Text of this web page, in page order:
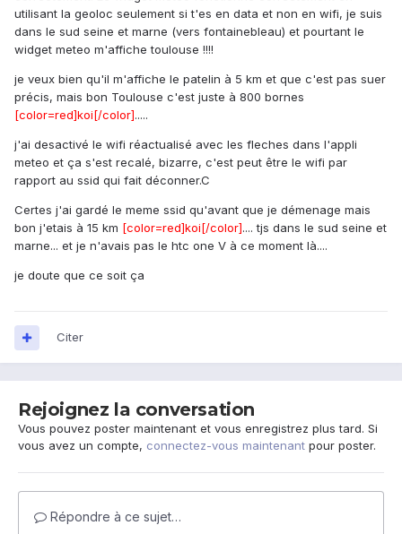
utilisant la geoloc seulement si t'es en data et non en wifi, je suis
dans le sud seine et marne (vers fontainebleau) et pourtant le
widget meteo m'affiche toulouse !!!!
je veux bien qu'il m'affiche le patelin à 5 km et que c'est pas suer
précis, mais bon Toulouse c'est juste à 800 bornes
[color=red]koi[/color].....
j'ai desactivé le wifi réactualisé avec les fleches dans l'appli
meteo et ça s'est recalé, bizarre, c'est peut être le wifi par
rapport au ssid qui fait déconner.C
Certes j'ai gardé le meme ssid qu'avant que je démenage mais
bon j'etais à 15 km [color=red]koi[/color].... tjs dans le sud seine et
marne... et je n'avais pas le htc one V à ce moment là....
je doute que ce soit ça
Citer
Rejoignez la conversation
Vous pouvez poster maintenant et vous enregistrez plus tard. Si
vous avez un compte, connectez-vous maintenant pour poster.
Répondre à ce sujet…